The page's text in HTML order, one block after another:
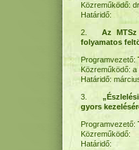
Közreműködő:
Határidő:
2. Az
folyamatos
Programvezető:
Közreműködő:
Határidő:
3.
gyors
Programvezető:
Közreműködő:
Határidő: